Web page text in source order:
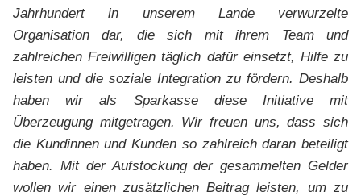
Jahrhundert in unserem Lande verwurzelte
Organisation dar, die sich mit ihrem Team und
zahlreichen Freiwilligen täglich dafür einsetzt, Hilfe zu
leisten und die soziale Integration zu fördern. Deshalb
haben wir als Sparkasse diese Initiative mit
Überzeugung mitgetragen. Wir freuen uns, dass sich
die Kundinnen und Kunden so zahlreich daran beteiligt
haben. Mit der Aufstockung der gesammelten Gelder
wollen wir einen zusätzlichen Beitrag leisten, um zu